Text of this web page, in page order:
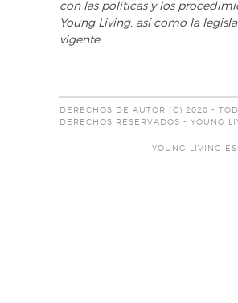
con las políticas y los
Young Living, así como la
vigente.
DERECHOS DE AUTOR (C) 2020 -
DERECHOS RESERVADOS - YOUNG
YOUNG LIVING